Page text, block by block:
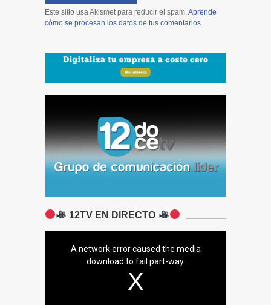
Este sitio usa Akismet para reducir el spam.Aprende
cómo se procesan los datos de tus comentarios.
12TV EN DIRECTO
A network error caused the media
download to fail part-way.